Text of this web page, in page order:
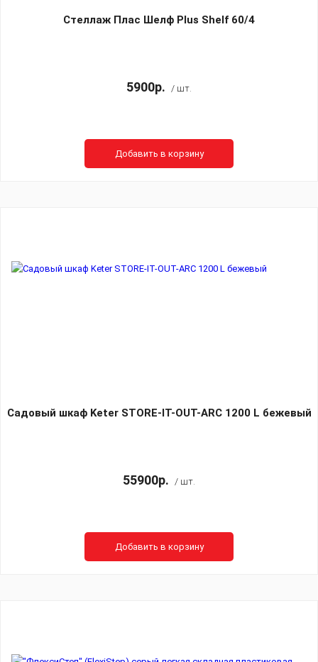
Стеллаж Плас Шелф Plus Shelf 60/4
5900р. / шт.
Добавить в корзину
Садовый шкаф Keter STORE-IT-OUT-ARC 1200 L бежевый
55900р. / шт.
Добавить в корзину